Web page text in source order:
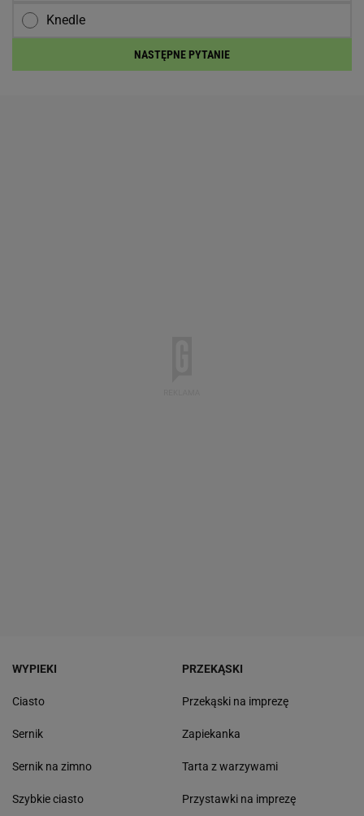
Knedle
NASTĘPNE PYTANIE
WYPIEKI
Ciasto
Sernik
Sernik na zimno
Szybkie ciasto
PRZEKĄSKI
Przekąski na imprezę
Zapiekanka
Tarta z warzywami
Przystawki na imprezę